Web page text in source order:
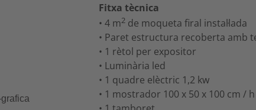
Fitxa tècnica
• 4 m2 de moqueta firal instal·lada
• Paret estructura recoberta amb
• 1 rètol per expositor
• Luminària led
• 1 quadre elèctric 1,2 kw
• 1 mostrador 100 x 50 x 100 cm / h